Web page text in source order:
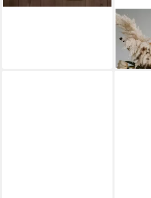
VILLEROY
Gold
27,49 €
in 2-3